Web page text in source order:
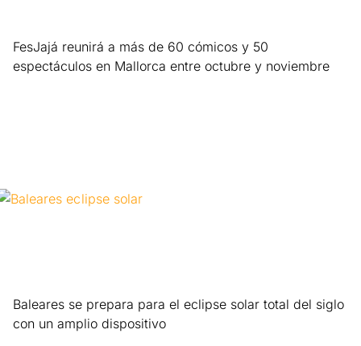
FesJajá reunirá a más de 60 cómicos y 50
espectáculos en Mallorca entre octubre y noviembre
Baleares se prepara para el eclipse solar total del siglo
con un amplio dispositivo